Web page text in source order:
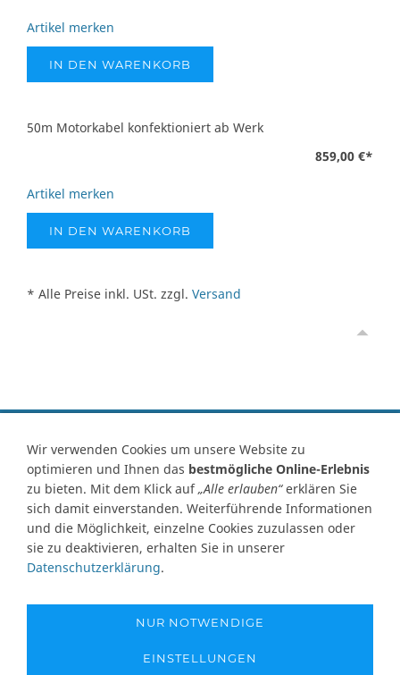
Artikel merken
IN DEN WARENKORB
50m Motorkabel konfektioniert ab Werk
859,00 €*
Artikel merken
IN DEN WARENKORB
* Alle Preise inkl. USt. zzgl. Versand
Vertrag widerrufen
Kontakt Ersatzteile-AnfrageZahlungsartenVersand
WiderrufsrechtWiderrufsformularAGB Datenschutz
ImpressumIhre Cookie Einstellungen
Abbildungen können von Originalware abweichen! Angabe von
technischen Daten und Lieferzeit unter Vorbehalt.
abweichen!
Wir verwenden Cookies um unsere Website zu
optimieren und Ihnen das bestmögliche Online-Erlebnis
zu bieten. Mit dem Klick auf„Alle erlauben“erklären Sie
sich damit einverstanden. Weiterführende Informationen
und die Möglichkeit, einzelne Cookies zuzulassen oder
sie zu deaktivieren, erhalten Sie in unserer
Datenschutzerklärung.
NUR NOTWENDIGE
EINSTELLUNGEN